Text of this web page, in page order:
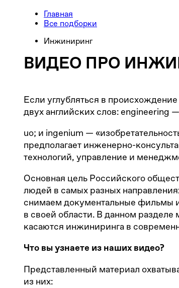
Главная
Все подборки
Инжиниринг
ВИДЕО ПРО
Если углубляться в
двух английских слов: engineering
uo; и ingenium —
предполагает инженерно-
технологий, управление и
Основная цель Российского
людей в самых разных
снимаем документальные фильмы
в своей области. В данном
касаются инжиниринга в
Что вы узнаете из наших видео?
Представленный материал
из них: